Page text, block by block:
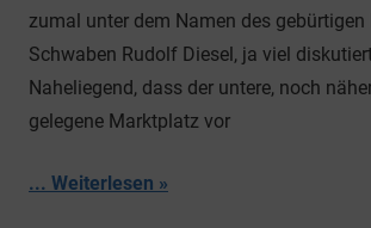
zumal unter dem Namen des gebürtigen
Schwaben Rudolf Diesel, ja viel
Naheliegend, dass der untere, noch
gelegene Marktplatz vor
... Weiterlesen